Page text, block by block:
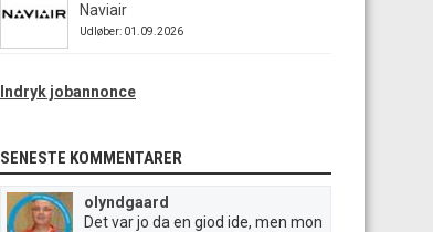
Naviair
Udløber: 01.09.2026
Indryk jobannonce
SENESTE KOMMENTARER
olyndgaard
Det var jo da en giod ide, men mon